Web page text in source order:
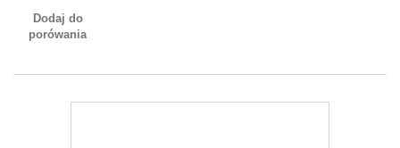
Dodaj do
porówania